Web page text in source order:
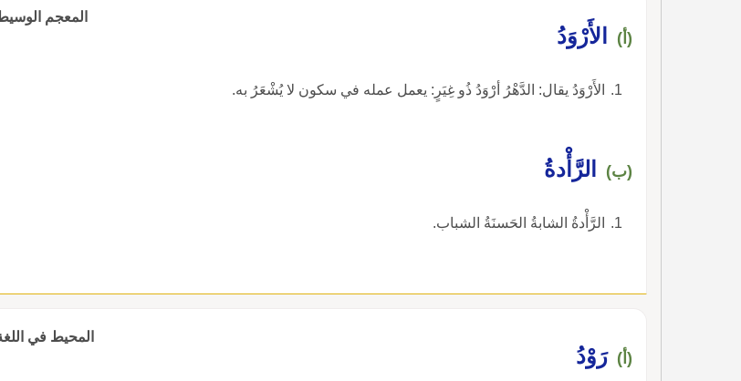
المعجم
(أ) الأَرْوَدُ
الأَرْوَدُ يقال: الدَّهْرُ أرْوَدُ ذُو غِيَرٍ: يعمل عمله في سكون لا يُشْعَرُ به.
(ب) الرَّأْدةُ
الرَّأْدةُ الشابةُ الحَسنَةُ الشباب.
المحيط في
(أ) رَوْدُ